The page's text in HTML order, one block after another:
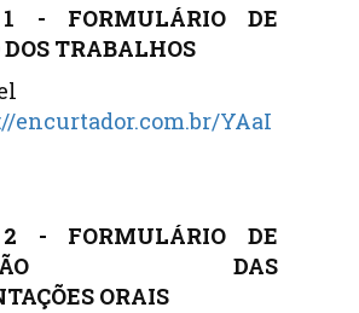
- FORMULÁRIO DE
TRABALHOS
encurtador.com.br/YAaI
- FORMULÁRIO DE
DAS
ORAIS